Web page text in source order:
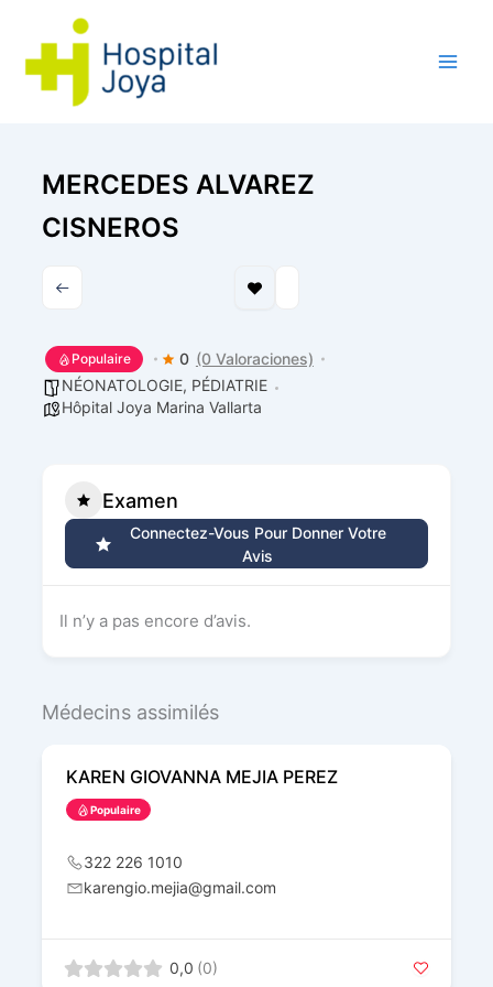
contenu
MERCEDES ALVAREZ
CISNEROS
Populaire 0 (0 Valoraciones)
NÉONATOLOGIE, PÉDIATRIE
Hôpital Joya Marina Vallarta
Examen
Connectez-Vous Pour Donner Votre
Avis
Il n’y a pas encore d’avis.
Médecins assimilés
KAREN GIOVANNA MEJIA PEREZ
Populaire
322 226 1010
karengio.mejia@gmail.com
0,0 (0)